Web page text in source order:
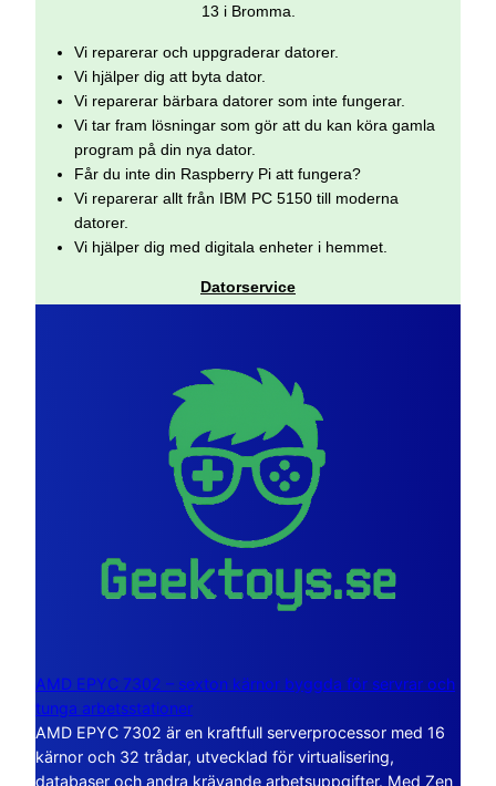
13 i Bromma.
Vi reparerar och uppgraderar datorer.
Vi hjälper dig att byta dator.
Vi reparerar bärbara datorer som inte fungerar.
Vi tar fram lösningar som gör att du kan köra gamla
program på din nya dator.
Får du inte din Raspberry Pi att fungera?
Vi reparerar allt från IBM PC 5150 till moderna
datorer.
Vi hjälper dig med digitala enheter i hemmet.
Datorservice
AMD EPYC 7302 – sexton kärnor byggda för servrar och
tunga arbetsstationer
AMD EPYC 7302 är en kraftfull serverprocessor med 16
kärnor och 32 trådar, utvecklad för virtualisering,
databaser och andra krävande arbetsuppgifter. Med Zen